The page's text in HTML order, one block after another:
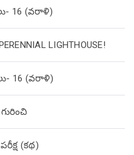
16 (వరాళి)
LIGHTHOUSE!
16 (వరాళి)
(క‌థ‌)